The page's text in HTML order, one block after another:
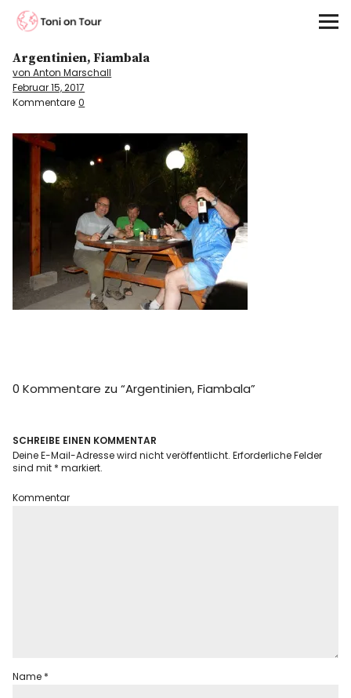
Toni on Tour
Startseite
About
On the Road
Kontinente
Kontakt
Argentinien, Fiambala
von Anton Marschall
Februar 15, 2017
Kommentare 0
0 Kommentare zu “Argentinien, Fiambala”
SCHREIBE EINEN KOMMENTAR
Deine E-Mail-Adresse wird nicht veröffentlicht. Erforderliche Felder
sind mit * markiert.
Kommentar
Name *